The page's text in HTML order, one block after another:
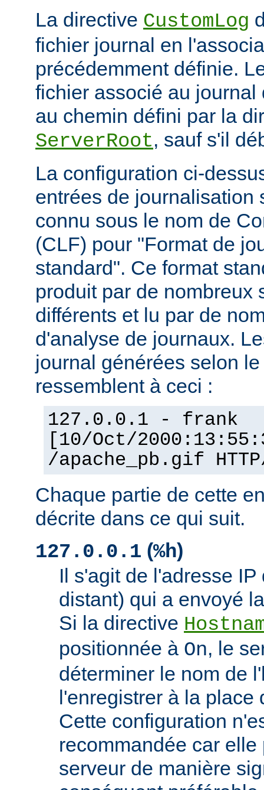
La directive CustomLog
fichier journal en
précédemment définie.
fichier associé au journal
au chemin défini par la
ServerRoot, sauf s'il
La configuration ci-
entrées de journalisation
connu sous le nom de
(CLF) pour "Format de
standard". Ce format
produit par de nombreux
différents et lu par de
d'analyse de journaux.
journal générées selon
ressemblent à ceci :
127.0.0.1 - frank
[10/Oct/
/apache_pb.gif
Chaque partie de cette
décrite dans ce qui suit.
127.0.0.1 (%h)
Il s'agit de l'adresse
distant) qui a envoyé
Si la directive
positionnée à On, le
déterminer le nom de
l'enregistrer à la place
Cette configuration
recommandée car
serveur de manière